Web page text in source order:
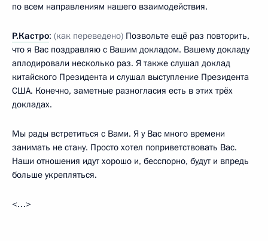
по всем направлениям нашего взаимодействия.
Р.Кастро: (как переведено) Позвольте ещё раз повторить,
что я Вас поздравляю с Вашим докладом. Вашему докладу
аплодировали несколько раз. Я также слушал доклад
китайского Президента и слушал выступление Президента
США. Конечно, заметные разногласия есть в этих трёх
докладах.
Мы рады встретиться с Вами. Я у Вас много времени
занимать не стану. Просто хотел поприветствовать Вас.
Наши отношения идут хорошо и, бесспорно, будут и впредь
больше укрепляться.
<…>